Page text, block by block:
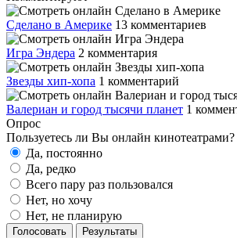
Сделано в Америке 13 комментариев
Игра Эндера 2 комментария
Звезды хип-хопа 1 комментарий
Валериан и город тысячи планет 1
Опрос
Пользуетесь ли Вы онлайн кинотеатрами?
Да, постоянно
Да, редко
Всего пару раз пользовался
Нет, но хочу
Нет, не планирую
Голосовать Результаты